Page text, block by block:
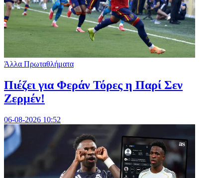
Άλλα Πρωταθλήματα
Πιέζει για Φεράν Τόρες η Παρί Σεν
Ζερμέν!
06-08-2026 10:52